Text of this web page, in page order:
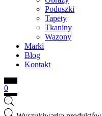
Poduszki
Tapety
Tkaniny
Wazony
Marki
Blog
Kontakt
0